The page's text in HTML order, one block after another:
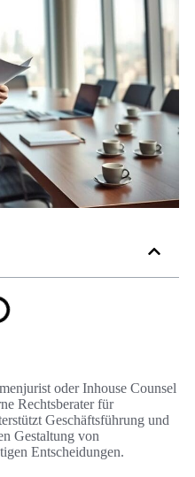
oder Inhouse Counsel
Rechtsberater für
Geschäftsführung und
Gestaltung von
Entscheidungen.